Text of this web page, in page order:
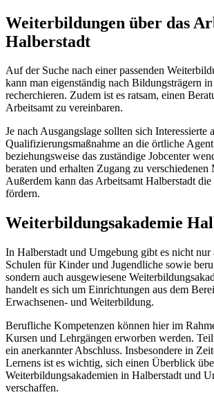
Weiterbildungen über das
Halberstadt
Auf der Suche nach einer passenden
kann man eigenständig nach Bildungsträgern
recherchieren. Zudem ist es ratsam, einen
Arbeitsamt zu vereinbaren.
Je nach Ausgangslage sollten sich Interessierte
Qualifizierungsmaßnahme an die örtliche
beziehungsweise das zuständige Jobcenter
beraten und erhalten Zugang zu verschiedenen
Außerdem kann das Arbeitsamt Halberstadt
fördern.
Weiterbildungsakademie
In Halberstadt und Umgebung gibt es nicht nur
Schulen für Kinder und Jugendliche sowie
sondern auch ausgewiesene
handelt es sich um Einrichtungen aus dem
Erwachsenen- und Weiterbildung.
Berufliche Kompetenzen können hier im
Kursen und Lehrgängen erworben werden.
ein anerkannter Abschluss. Insbesondere in
Lernens ist es wichtig, sich einen Überblick
Weiterbildungsakademien in Halberstadt und
verschaffen.